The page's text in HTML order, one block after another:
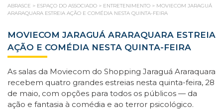
ABRASCE > ESPAÇO DO ASSOCIADO > ENTRETENIMENTO > MOVIECOM JARAGUÁ
ARARAQUARA ESTREIA AÇÃO E COMÉDIA NESTA QUINTA-FEIRA
MOVIECOM JARAGUÁ ARARAQUARA ESTREIA
AÇÃO E COMÉDIA NESTA QUINTA-FEIRA
As salas da Moviecom do Shopping Jaraguá Araraquara
recebem quatro grandes estreias nesta quinta-feira, 28
de maio, com opções para todos os públicos — da
ação e fantasia à comédia e ao terror psicológico.